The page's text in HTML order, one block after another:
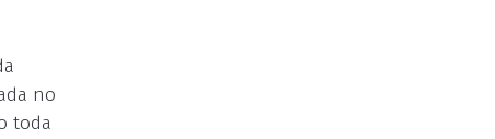
no
toda